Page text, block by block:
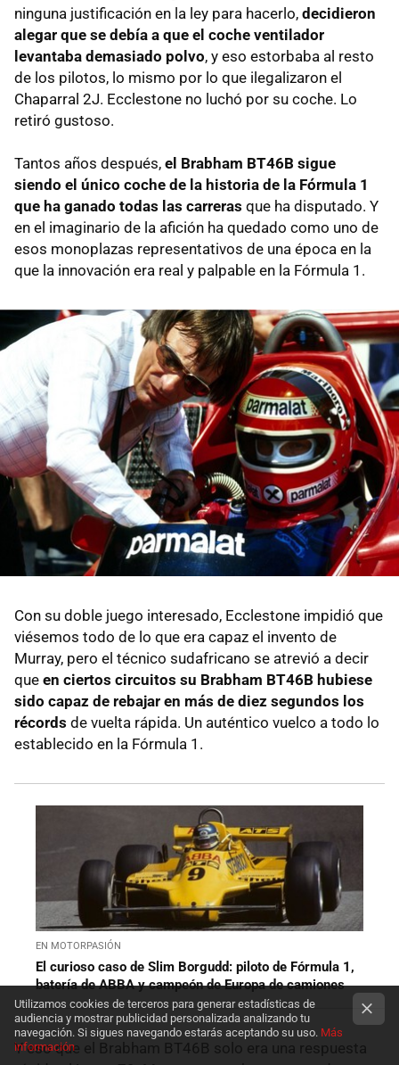
ninguna justificación en la ley para hacerlo, decidieron
alegar que se debía a que el coche ventilador
levantaba demasiado polvo, y eso estorbaba al resto
de los pilotos, lo mismo por lo que ilegalizaron el
Chaparral 2J. Ecclestone no luchó por su coche. Lo
retiró gustoso.
Tantos años después, el Brabham BT46B sigue
siendo el único coche de la historia de la Fórmula 1
que ha ganado todas las carreras que ha disputado. Y
en el imaginario de la afición ha quedado como uno de
esos monoplazas representativos de una época en la
que la innovación era real y palpable en la Fórmula 1.
Con su doble juego interesado, Ecclestone impidió que
viésemos todo de lo que era capaz el invento de
Murray, pero el técnico sudafricano se atrevió a decir
que en ciertos circuitos su Brabham BT46B hubiese
sido capaz de rebajar en más de diez segundos los
récords de vuelta rápida. Un auténtico vuelco a todo lo
establecido en la Fórmula 1.
EN MOTORPASIÓN
El curioso caso de Slim Borgudd: piloto de Fórmula 1,
batería de ABBA y campeón de Europa de camiones
Y eso que el Brabham BT46B solo era una respuesta
Utilizamos cookies de terceros para generar estadísticas de
audiencia y mostrar publicidad personalizada analizando tu
navegación. Si sigues navegando estarás aceptando su uso. Más
información